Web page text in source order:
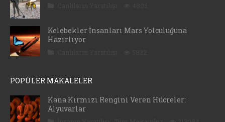
Kelebekler İnsanları Mars Yolculuğuna
Hazırlıyor
POPÜLER MAKALELER
Kana Kırmızı Rengini Veren Hücreler:
Alyuvarlar